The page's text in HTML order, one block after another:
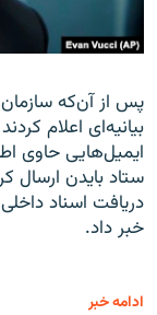
پس از آن‌که
بیانیه‌ای اعلام
ایمیل‌هایی حاوی
ستاد بایدن ارسال
دریافت اسناد
خبر داد.
ادامه خبر